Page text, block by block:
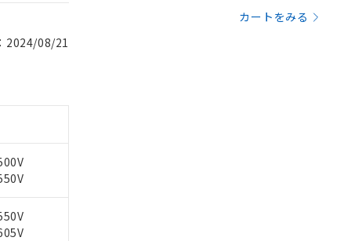
2024/08/21
カートをみる